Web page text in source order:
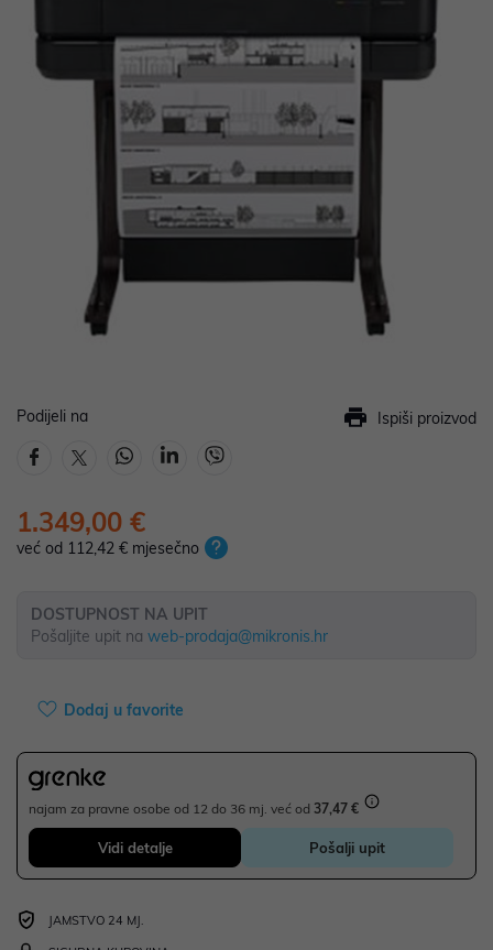
Podijeli na Ispiši proizvod
1.349,00 €
već od 112,42 € mjesečno
DOSTUPNOST NA UPIT
Pošaljite upit na web-prodaja@mikronis.hr
Dodaj u favorite
najam za pravne osobe od 12 do 36 mj. već od 37,47 €
Vidi detalje Pošalji upit
JAMSTVO 24 MJ.